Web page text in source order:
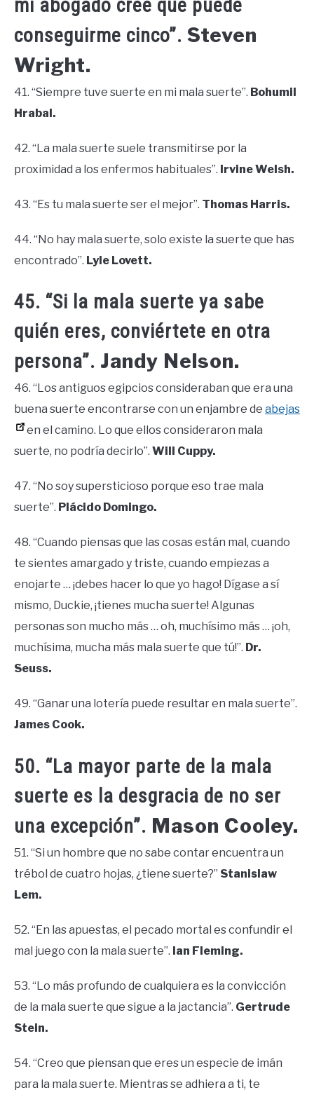
mi abogado cree que puede
conseguirme cinco”. Steven
Wright.
41. “Siempre tuve suerte en mi mala suerte”. Bohumil
Hrabal.
42. “La mala suerte suele transmitirse por la
proximidad a los enfermos habituales”. Irvine Welsh.
43. “Es tu mala suerte ser el mejor”. Thomas Harris.
44. “No hay mala suerte, solo existe la suerte que has
encontrado”. Lyle Lovett.
45. “Si la mala suerte ya sabe
quién eres, conviértete en otra
persona”. Jandy Nelson.
46. “Los antiguos egipcios consideraban que era una
buena suerte encontrarse con un enjambre de abejas
en el camino. Lo que ellos consideraron mala
suerte, no podría decirlo”. Will Cuppy.
47. “No soy supersticioso porque eso trae mala
suerte”. Plácido Domingo.
48. “Cuando piensas que las cosas están mal, cuando
te sientes amargado y triste, cuando empiezas a
enojarte … ¡debes hacer lo que yo hago! Dígase a sí
mismo, Duckie, ¡tienes mucha suerte! Algunas
personas son mucho más … oh, muchísimo más … ¡oh,
muchísima, mucha más mala suerte que tú!”. Dr.
Seuss.
49. “Ganar una lotería puede resultar en mala suerte”.
James Cook.
50. “La mayor parte de la mala
suerte es la desgracia de no ser
una excepción”. Mason Cooley.
51. “Si un hombre que no sabe contar encuentra un
trébol de cuatro hojas, ¿tiene suerte?” Stanislaw
Lem.
52. “En las apuestas, el pecado mortal es confundir el
mal juego con la mala suerte”. Ian Fleming.
53. “Lo más profundo de cualquiera es la convicción
de la mala suerte que sigue a la jactancia”. Gertrude
Stein.
54. “Creo que piensan que eres un especie de imán
para la mala suerte. Mientras se adhiera a ti, te